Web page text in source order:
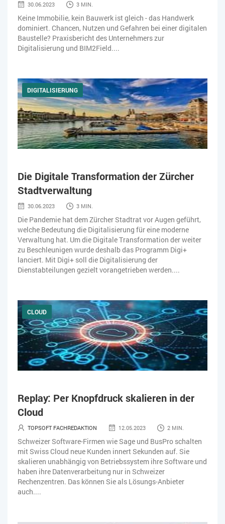
30.06.2023 3 MIN.
Keine Immobilie, kein Bauwerk ist gleich - das Handwerk
dominiert. Chancen, Nutzen und Gefahren bei einer digitalen
Baustelle? Praxisbericht des Unternehmers zur
Digitalisierung und BIM2Field....
DIGITALISIERUNG
Die Digitale Transformation der Zürcher
Stadtverwaltung
30.06.2023 3 MIN.
Die Pandemie hat dem Zürcher Stadtrat vor Augen geführt,
welche Bedeutung die Digitalisierung für eine moderne
Verwaltung hat. Um die Digitale Transformation der weiter
zu Beschleunigen wurde deshalb das Programm Digi+
lanciert. Mit Digi+ soll die Digitalisierung der
Dienstabteilungen gezielt vorangetrieben werden....
CLOUD
Replay: Per Knopfdruck skalieren in der
Cloud
TOPSOFT FACHREDAKTION 12.05.2023 2 MIN.
Schweizer Software-Firmen wie Sage und BusPro schalten
mit Swiss Cloud neue Kunden innert Sekunden auf. Sie
skalieren unabhängig von Betriebssystem ihre Software und
haben ihre Datenverarbeitung nur in Schweizer
Rechenzentren. Das können Sie als Lösungs-Anbieter
auch....